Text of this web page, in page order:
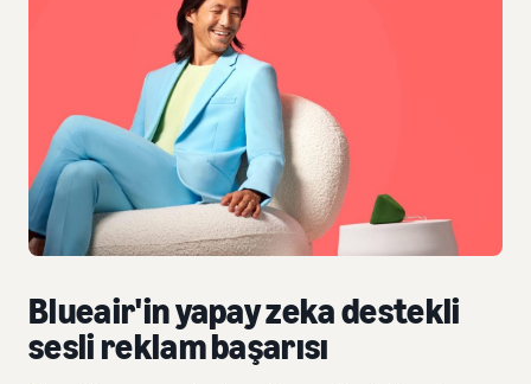
Blueair'in yapay zeka destekli
sesli reklam başarısı